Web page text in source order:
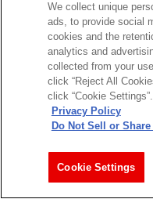
We collect unique
ads, to provide social
cookies and the
analytics and
collected from your
click “Reject All
click “Cookie Settings”.
Privacy Policy
Do Not Sell or
Cookie Settings